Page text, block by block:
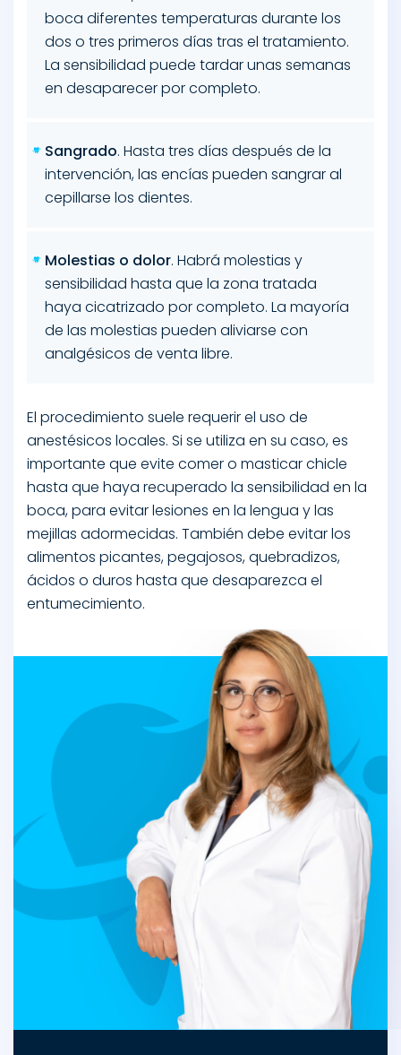
boca diferentes temperaturas durante los
dos o tres primeros días tras el tratamiento.
La sensibilidad puede tardar unas semanas
en desaparecer por completo.
Sangrado. Hasta tres días después de la
intervención, las encías pueden sangrar al
cepillarse los dientes.
Molestias o dolor. Habrá molestias y
sensibilidad hasta que la zona tratada
haya cicatrizado por completo. La mayoría
de las molestias pueden aliviarse con
analgésicos de venta libre.
El procedimiento suele requerir el uso de
anestésicos locales. Si se utiliza en su caso, es
importante que evite comer o masticar chicle
hasta que haya recuperado la sensibilidad en la
boca, para evitar lesiones en la lengua y las
mejillas adormecidas. También debe evitar los
alimentos picantes, pegajosos, quebradizos,
ácidos o duros hasta que desaparezca el
entumecimiento.